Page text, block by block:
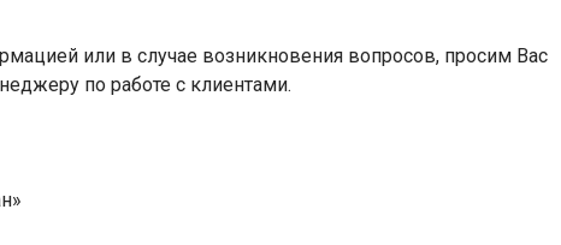
или в случае возникновения вопросов, просим Вас
по работе с клиентами.